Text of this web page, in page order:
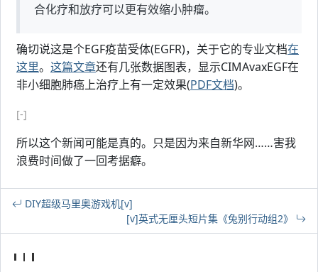
合化疗和放疗可以更有效缩小肿瘤。
确切说这是个EGF疫苗受体(EGFR)，关于它的专业文档在
这里。 这篇文章还有几张数据图表，显示CIMAvaxEGF在
非小细胞肺癌上治疗上有一定效果(PDF文档)。
[-]
所以这个新闻可能是真的。只是因为来自新华网……害我
浪费时间做了一回考据癖。
DIY超级马里奥游戏机[v]
[v]英式无厘头短片集《兔别行动组2》